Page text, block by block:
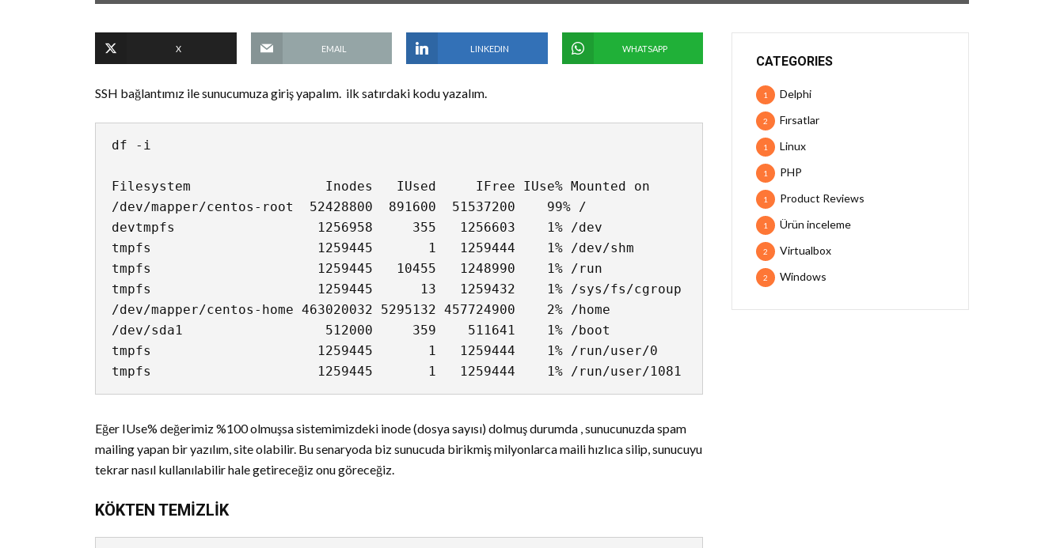
X EMAIL LINKEDIN WHATSAPP
SSH bağlantımız ile sunucumuza giriş yapalım. ilk satırdaki kodu yazalım.
df -i
Filesystem                 Inodes   IUsed     IFree IUse% Mounted on
/dev/mapper/centos-root  52428800  891600  51537200    99% /
devtmpfs                  1256958     355   1256603    1% /dev
tmpfs                     1259445       1   1259444    1% /dev/shm
tmpfs                     1259445   10455   1248990    1% /run
tmpfs                     1259445      13   1259432    1% /sys/fs/cgroup
/dev/mapper/centos-home 463020032 5295132 457724900    2% /home
/dev/sda1                  512000     359    511641    1% /boot
tmpfs                     1259445       1   1259444    1% /run/user/0
Eğer IUse% değerimiz %100 olmuşsa sistemimizdeki inode (dosya sayısı) dolmuş durumda , sunucunuzda spam
mailing yapan bir yazılım, site olabilir. Bu senaryoda biz sunucuda birikmiş milyonlarca maili hızlıca silip, sunucuyu
tekrar nasıl kullanılabilir hale getireceğiz onu göreceğiz.
KÖKTEN TEMİZLİK
CATEGORIES
Delphi
1
Fırsatlar
2
Linux
1
PHP
1
Product Reviews
1
Ürün inceleme
1
Virtualbox
2
Windows
2